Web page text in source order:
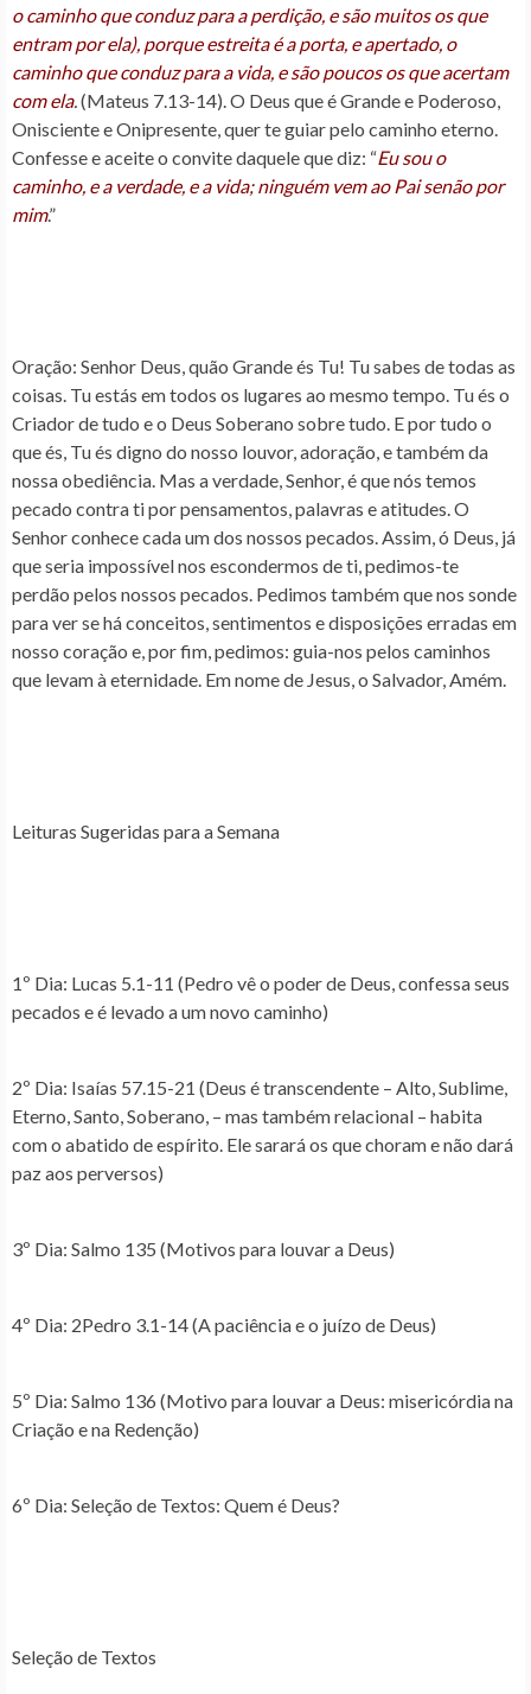
o caminho que conduz para a perdição, e são muitos os que
entram por ela), porque estreita é a porta, e apertado, o
caminho que conduz para a vida, e são poucos os que acertam
com ela.(Mateus 7.13-14). O Deus que é Grande e Poderoso,
Onisciente e Onipresente, quer te guiar pelo caminho eterno.
Confesse e aceite o convite daquele que diz: “Eu sou o
caminho, e a verdade, e a vida; ninguém vem ao Pai senão por
mim.”
Oração: Senhor Deus, quão Grande és Tu! Tu sabes de todas as
coisas. Tu estás em todos os lugares ao mesmo tempo. Tu és o
Criador de tudo e o Deus Soberano sobre tudo. E por tudo o
que és, Tu és digno do nosso louvor, adoração, e também da
nossa obediência. Mas a verdade, Senhor, é que nós temos
pecado contra ti por pensamentos, palavras e atitudes. O
Senhor conhece cada um dos nossos pecados. Assim, ó Deus, já
que seria impossível nos escondermos de ti, pedimos-te
perdão pelos nossos pecados. Pedimos também que nos sonde
para ver se há conceitos, sentimentos e disposições erradas em
nosso coração e, por fim, pedimos: guia-nos pelos caminhos
que levam à eternidade. Em nome de Jesus, o Salvador, Amém.
Leituras Sugeridas para a Semana
1º Dia: Lucas 5.1-11 (Pedro vê o poder de Deus, confessa seus
pecados e é levado a um novo caminho)
2º Dia: Isaías 57.15-21 (Deus é transcendente – Alto, Sublime,
Eterno, Santo, Soberano, – mas também relacional – habita
com o abatido de espírito. Ele sarará os que choram e não dará
paz aos perversos)
3º Dia: Salmo 135 (Motivos para louvar a Deus)
4º Dia: 2Pedro 3.1-14 (A paciência e o juízo de Deus)
5º Dia: Salmo 136 (Motivo para louvar a Deus: misericórdia na
Criação e na Redenção)
6º Dia: Seleção de Textos: Quem é Deus?
Seleção de Textos